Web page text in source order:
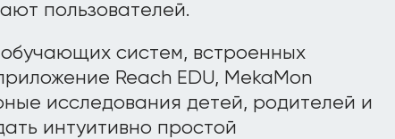
пользователей.
систем, встроенных
Reach EDU, MekaMon
исследования детей, родителей и
интуитивно простой